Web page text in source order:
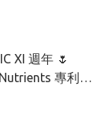
XI 週年 🌷
專利種